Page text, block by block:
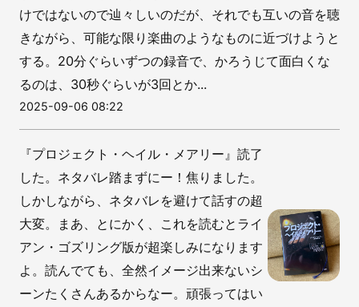
けではないので辿々しいのだが、それでも互いの音を聴
きながら、可能な限り楽曲のようなものに近づけようと
する。20分ぐらいずつの録音で、かろうじて面白くな
るのは、30秒ぐらいが3回とか...
2025-09-06 08:22
『プロジェクト・ヘイル・メアリー』読了
した。ネタバレ踏まずにー！焦りました。
しかしながら、ネタバレを避けて話すの超
大変。まあ、とにかく、これを読むとライ
アン・ゴズリング版が超楽しみになります
よ。読んでても、全然イメージ出来ないシ
ーンたくさんあるからなー。頑張ってはい